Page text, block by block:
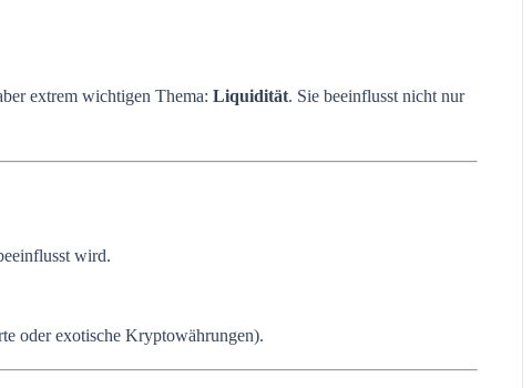
extrem wichtigen Thema: Liquidität. Sie beeinflusst nicht nur
wird.
oder exotische Kryptowährungen).